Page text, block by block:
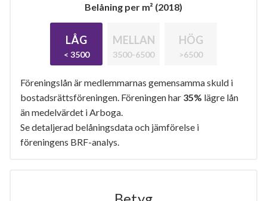
Belåning per m² (2018)
LÅG
< 3500
MELLAN
3500-6500
HÖG
>6500
Föreningslån är medlemmarnas gemensamma skuld i
bostadsrättsföreningen. Föreningen har 35% lägre lån
än medelvärdet i Arboga.
Se detaljerad belåningsdata och jämförelse i
föreningens BRF-analys.